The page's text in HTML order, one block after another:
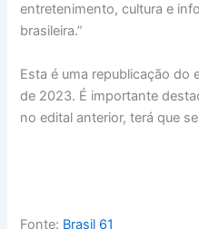
entretenimento, cultura e
brasileira.”
Esta é uma republicação do
de 2023. É importante
no edital anterior, terá que
Fonte: Brasil 61